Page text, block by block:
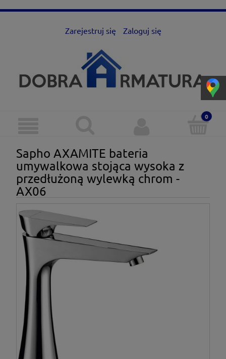
Zarejestruj się Zaloguj się
Sapho AXAMITE bateria
umywalkowa stojąca wysoka z
przedłużoną wylewką chrom -
AX06